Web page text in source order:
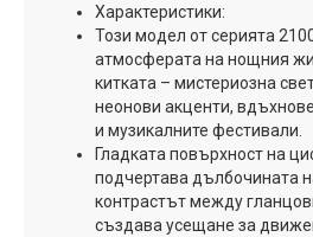
Характеристики:
Този модел от серията
атмосферата на нощния
китката – мистериозна
неонови акценти,
и музикалните фестивали.
Гладката повърхност на
подчертава дълбочината
контрастът между
създава усещане за